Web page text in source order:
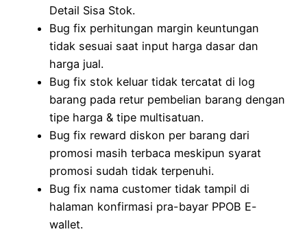
Detail Sisa Stok.
Bug fix perhitungan margin keuntungan
tidak sesuai saat input harga dasar dan
harga jual.
Bug fix stok keluar tidak tercatat di log
barang pada retur pembelian barang dengan
tipe harga & tipe multisatuan.
Bug fix reward diskon per barang dari
promosi masih terbaca meskipun syarat
promosi sudah tidak terpenuhi.
Bug fix nama customer tidak tampil di
halaman konfirmasi pra-bayar PPOB E-
wallet.